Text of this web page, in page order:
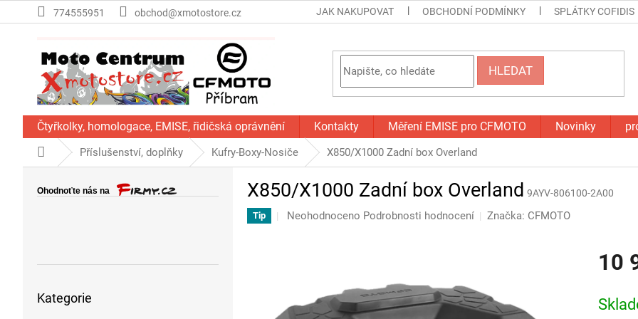
na
774555951 obchod@xmotostore.cz JAK NAKUPOVAT OBCHODNÍ PODMÍNKY SPLÁTKY COFIDIS
HLEDAT
Čtyřkolky, homologace, EMISE, řidičská oprávnění Kontakty Měření EMISE pro CFMOTO Novinky
Domů Příslušenství, doplňky Kufry-Boxy-Nosiče X850/X1000 Zadní box Overland
kategorie
Kategorie
X850/X1000 Zadní box Overland 9AYV-806100-2A00
Tip
Průměrné
hvězdiček.
Neohodnoceno Podrobnosti hodnocení Značka: CFMOTO
10
cena: